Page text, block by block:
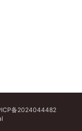
ICP备2024044482